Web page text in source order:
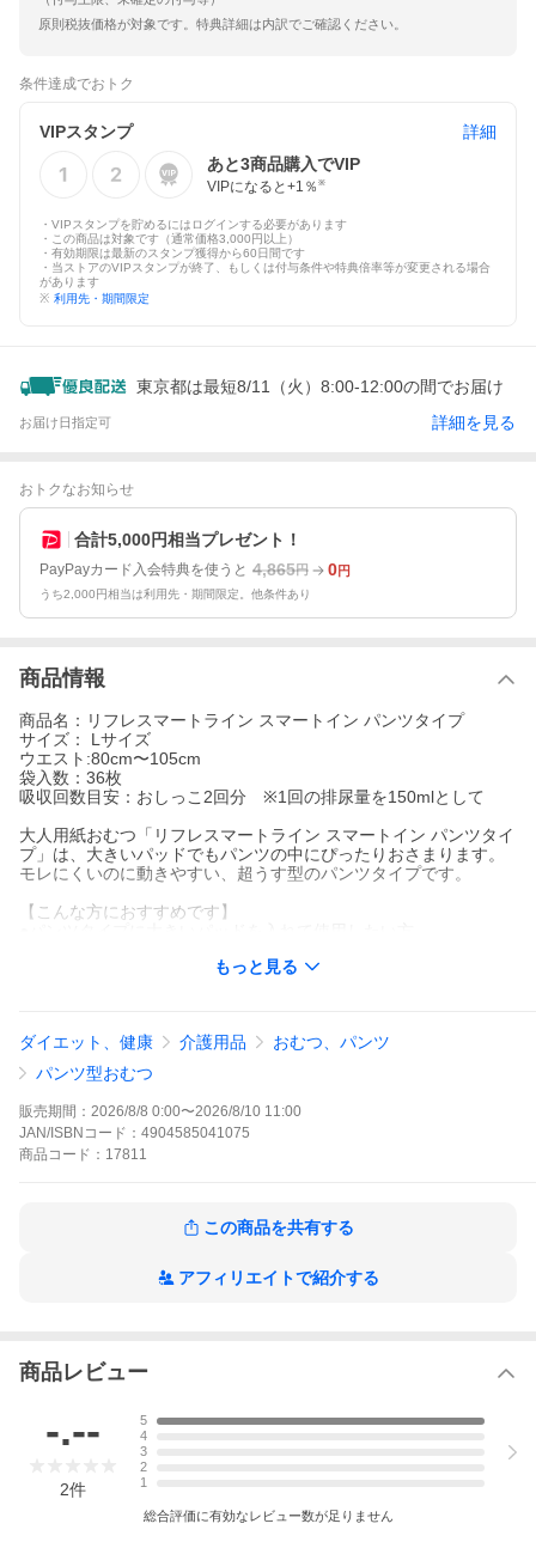
原則税抜価格が対象です。特典詳細は内訳でご確認ください。
条件達成でおトク
VIPスタンプ
詳細
あと3商品購入でVIP
VIPになると+1 ％ ※
・VIPスタンプを貯めるにはログインする必要があります
・この商品は対象です（通常価格3,000円以上）
・有効期限は最新のスタンプ獲得から60日間です
・当ストアのVIPスタンプが終了、もしくは付与条件や特典倍率等が変更される場合
があります
※ 利用先・期間限定
東京都は最短8/11（火）8:00-12:00の間でお届け
お届け日指定可 詳細を見る
おトクなお知らせ
合計5,000円相当プレゼント！
PayPayカード入会特典を使うと 4,865円 0円
うち2,000円相当は利用先・期間限定。他条件あり
商品情報
商品名：リフレスマートライン スマートイン パンツタイプ
サイズ： Lサイズ
ウエスト:80cm〜105cm
袋入数：36枚
吸収回数目安：おしっこ2回分 ※1回の排尿量を150mlとして
大人用紙おむつ「リフレスマートライン スマートイン パンツタイ
プ」は、大きいパッドでもパンツの中にぴったりおさまります。
モレにくいのに動きやすい、超うす型のパンツタイプです。
【こんな方におすすめです】
●移乗・歩行などの際、動きにくさを感じられている方
立ち上がりや移乗もスムーズ。
シルエットがスマートなので、ぴったりのズボンも選べます。
●大きいパッドと使いやすい 簡単キレイ装着
大きいパッドでもパンツの立体ギャザーの中におさまり、パッド
のはみだしや折れ・ヨレを防止。
もっと見る
ダイエット、健康 介護用品
おむつ、パンツ
パンツ型おむつ
販売期間： 2026/8/8 0:00〜2026/8/10 11:00
JAN/ISBNコード： 4904585041075
商品 コード： 17811
この商品を共有する
アフィリエイトで紹介する
商品レビュー
-.--
2件
5
4
3
2
1
総合評価に有効なレビュー数が足りません